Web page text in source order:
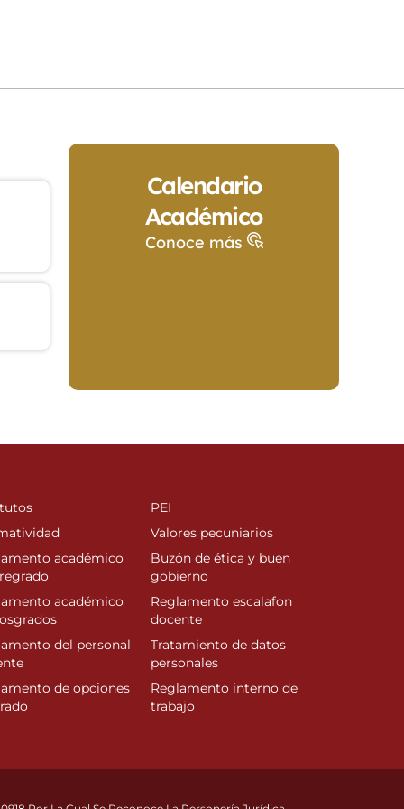
Calendario
Académico
Conoce más
académico
académico
del personal
de opciones
PEI
Valores pecuniarios
Buzón de ética y buen
gobierno
Reglamento escalafon
docente
Tratamiento de datos
personales
Reglamento interno de
trabajo